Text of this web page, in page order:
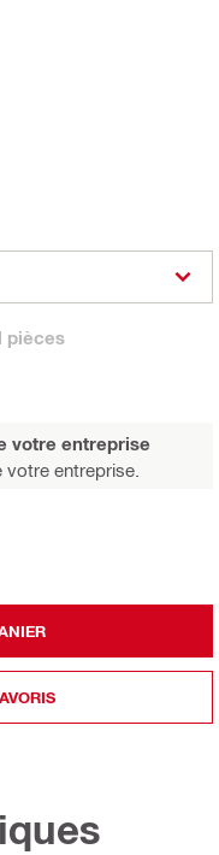
pièces
votre entreprise
entreprise.